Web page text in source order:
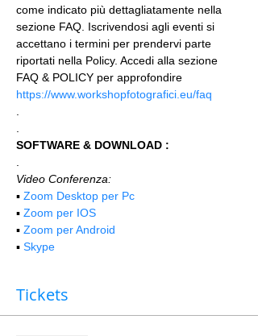
come indicato più dettagliatamente nella
sezione FAQ. Iscrivendosi agli eventi si
accettano i termini per prendervi parte
riportati nella Policy. Accedi alla sezione
FAQ & POLICY per approfondire
https://www.workshopfotografici.eu/faq
SOFTWARE & DOWNLOAD :
Video Conferenza:
▪️ Zoom Desktop per Pc
▪️ Zoom per IOS
▪️ Zoom per Android
▪️ Skype
Tickets